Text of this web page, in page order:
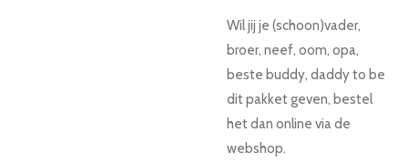
Wil jij je (schoon)vader,
broer, neef, oom, opa,
beste buddy, daddy to be
dit pakket geven, bestel
het dan online via de
webshop.